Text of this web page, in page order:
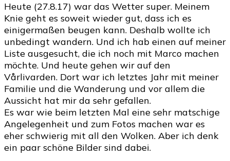
Heute (27.8.17) war das Wetter super. Meinem
Knie geht es soweit wieder gut, dass ich es
einigermaßen beugen kann. Deshalb wollte ich
unbedingt wandern. Und ich hab einen auf meiner
Liste ausgesucht, die ich noch mit Marco machen
möchte. Und heute gehen wir auf den
Vårlivarden. Dort war ich letztes Jahr mit meiner
Familie und die Wanderung und vor allem die
Aussicht hat mir da sehr gefallen.
Es war wie beim letzten Mal eine sehr matschige
Angelegenheit und zum Fotos machen war es
eher schwierig mit all den Wolken. Aber ich denk
ein paar schöne Bilder sind dabei.